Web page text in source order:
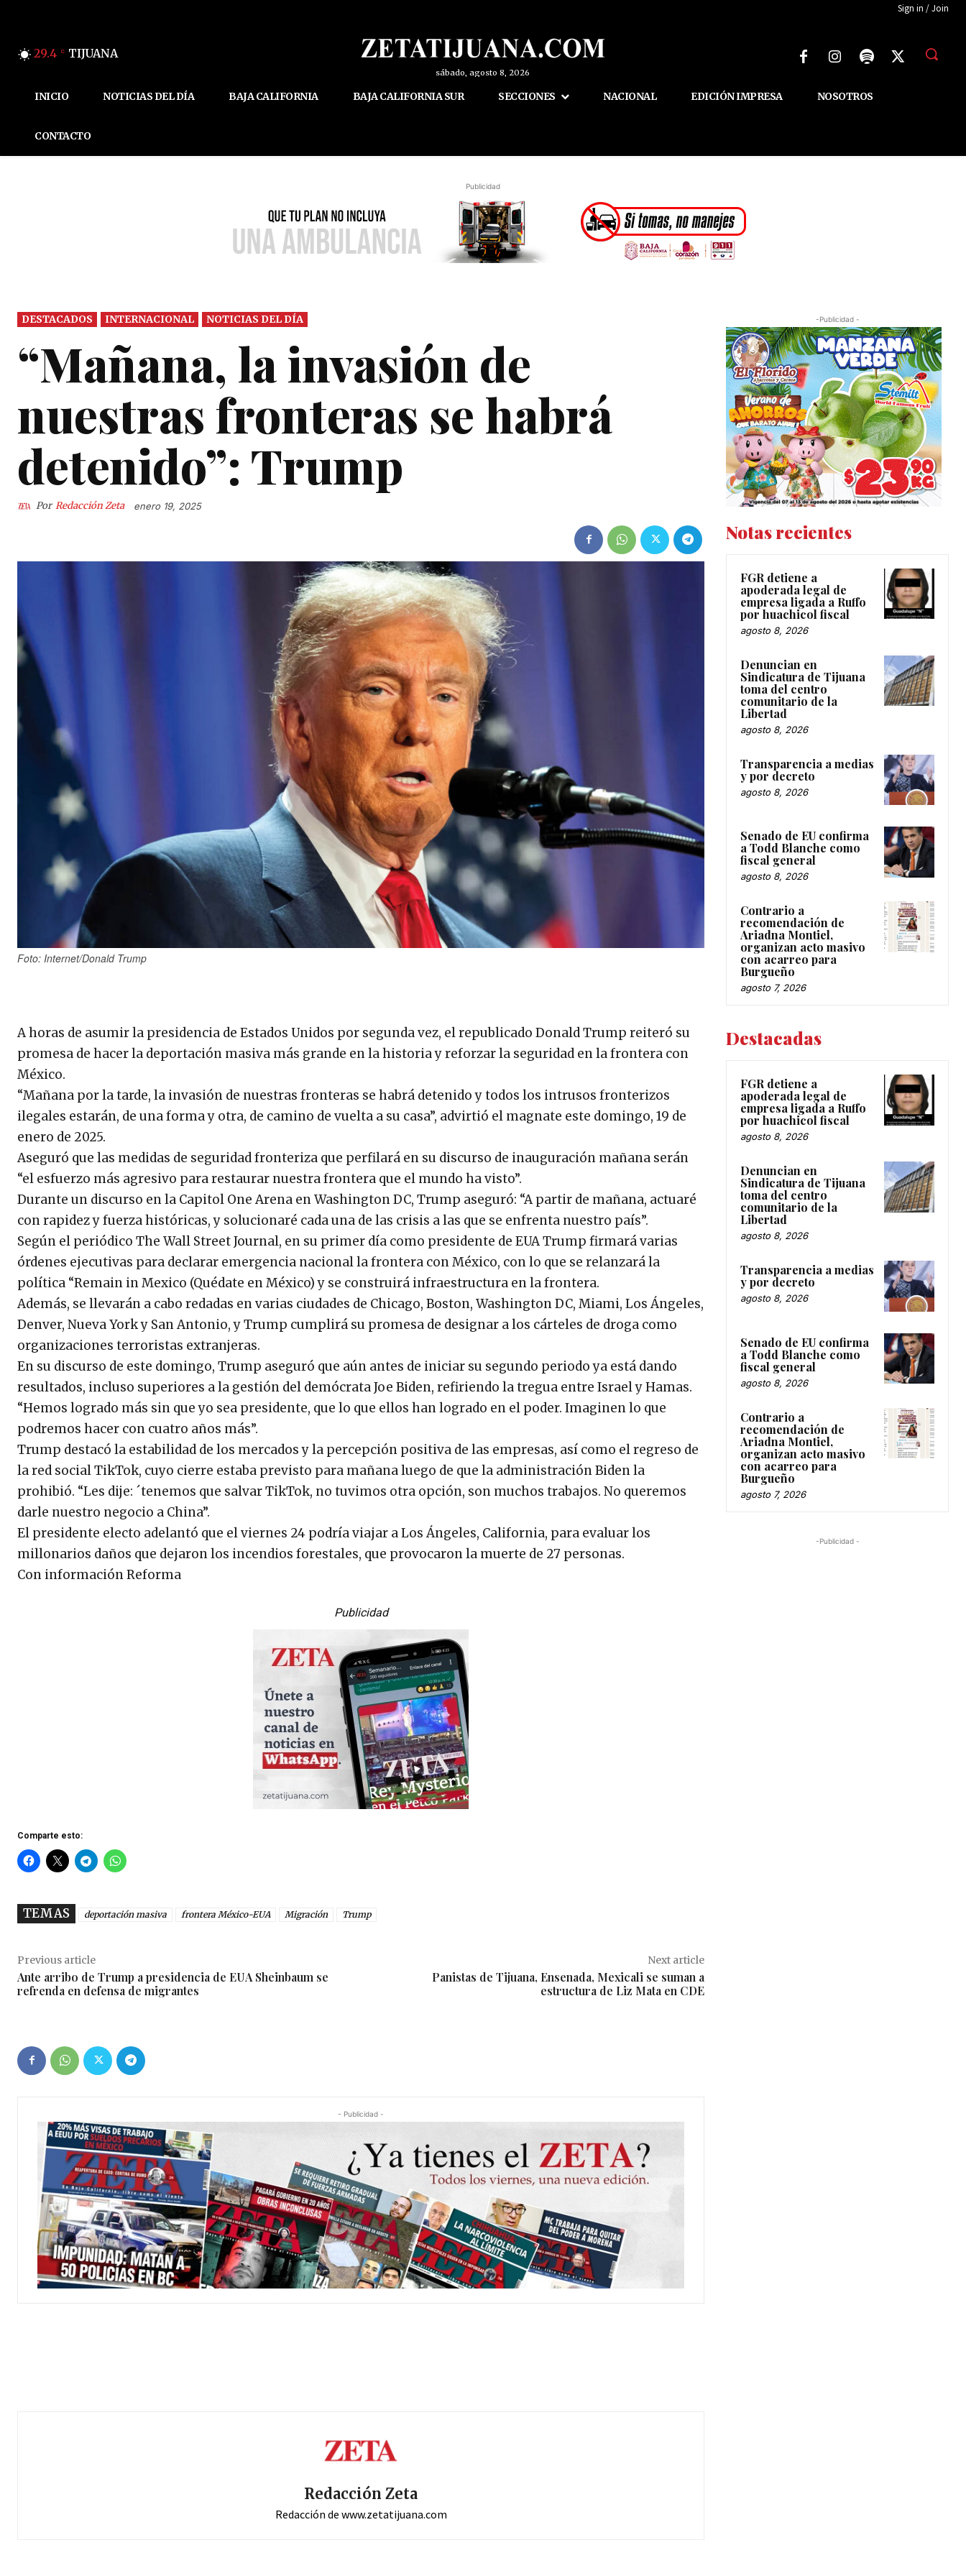
Sign in / Join
29.4 C TIJUANA
sábado, agosto 8, 2026
INICIO NOTICIAS DEL DÍA BAJA CALIFORNIA BAJA CALIFORNIA SUR SECCIONES NACIONAL EDICIÓN IMPRESA NOSOTROS
CONTACTO
Publicidad
DESTACADOS INTERNACIONAL NOTICIAS DEL DÍA
“Mañana, la invasión de
nuestras fronteras se habrá
detenido”: Trump
Por Redacción Zeta enero 19, 2025
Foto: Internet/Donald Trump
A horas de asumir la presidencia de Estados Unidos por segunda vez, el republicado Donald Trump reiteró su
promesa de hacer la deportación masiva más grande en la historia y reforzar la seguridad en la frontera con
México.
“Mañana por la tarde, la invasión de nuestras fronteras se habrá detenido y todos los intrusos fronterizos
ilegales estarán, de una forma y otra, de camino de vuelta a su casa”, advirtió el magnate este domingo, 19 de
enero de 2025.
Aseguró que las medidas de seguridad fronteriza que perfilará en su discurso de inauguración mañana serán
“el esfuerzo más agresivo para restaurar nuestra frontera que el mundo ha visto”.
Durante un discurso en la Capitol One Arena en Washington DC, Trump aseguró: “A partir de mañana, actuaré
con rapidez y fuerza históricas, y solucionaré cada una de las crisis a las que se enfrenta nuestro país”.
Según el periódico The Wall Street Journal, en su primer día como presidente de EUA Trump firmará varias
órdenes ejecutivas para declarar emergencia nacional la frontera con México, con lo que se relanzará la
política “Remain in Mexico (Quédate en México) y se construirá infraestructura en la frontera.
Además, se llevarán a cabo redadas en varias ciudades de Chicago, Boston, Washington DC, Miami, Los Ángeles,
Denver, Nueva York y San Antonio, y Trump cumplirá su promesa de designar a los cárteles de droga como
organizaciones terroristas extranjeras.
En su discurso de este domingo, Trump aseguró que aún antes de iniciar su segundo periodo ya está dando
resultados, incluso superiores a la gestión del demócrata Joe Biden, refiriendo la tregua entre Israel y Hamas.
“Hemos logrado más sin que yo sea presidente, que lo que ellos han logrado en el poder. Imaginen lo que
podremos hacer con cuatro años más”.
Trump destacó la estabilidad de los mercados y la percepción positiva de las empresas, así como el regreso de
la red social TikTok, cuyo cierre estaba previsto para mañana luego de que la administración Biden la
prohibió. “Les dije: ´tenemos que salvar TikTok, no tuvimos otra opción, son muchos trabajos. No queremos
darle nuestro negocio a China”.
El presidente electo adelantó que el viernes 24 podría viajar a Los Ángeles, California, para evaluar los
millonarios daños que dejaron los incendios forestales, que provocaron la muerte de 27 personas.
Con información Reforma
Publicidad
Comparte esto:
TEMAS deportación masiva frontera México-EUA Migración Trump
Previous article
Ante arribo de Trump a presidencia de EUA Sheinbaum se
refrenda en defensa de migrantes
Next article
Panistas de Tijuana, Ensenada, Mexicali se suman a
estructura de Liz Mata en CDE
- Publicidad -
Redacción Zeta
Redacción de www.zetatijuana.com
-Publicidad -
Notas recientes
FGR detiene a
apoderada legal de
empresa ligada a Ruffo
por huachicol fiscal
agosto 8, 2026
Denuncian en
Sindicatura de Tijuana
toma del centro
comunitario de la
Libertad
agosto 8, 2026
Transparencia a medias
y por decreto
agosto 8, 2026
Senado de EU confirma
a Todd Blanche como
fiscal general
agosto 8, 2026
Contrario a
recomendación de
Ariadna Montiel,
organizan acto masivo
con acarreo para
Burgueño
agosto 7, 2026
Destacadas
FGR detiene a
apoderada legal de
empresa ligada a Ruffo
por huachicol fiscal
agosto 8, 2026
Denuncian en
Sindicatura de Tijuana
toma del centro
comunitario de la
Libertad
agosto 8, 2026
Transparencia a medias
y por decreto
agosto 8, 2026
Senado de EU confirma
a Todd Blanche como
fiscal general
agosto 8, 2026
Contrario a
recomendación de
Ariadna Montiel,
organizan acto masivo
con acarreo para
Burgueño
agosto 7, 2026
-Publicidad -